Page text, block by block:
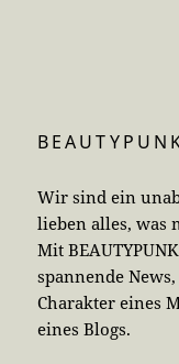
Wir sind ein
lieben alles, was
Mit
spannende
Charakter eines
eines Blogs.